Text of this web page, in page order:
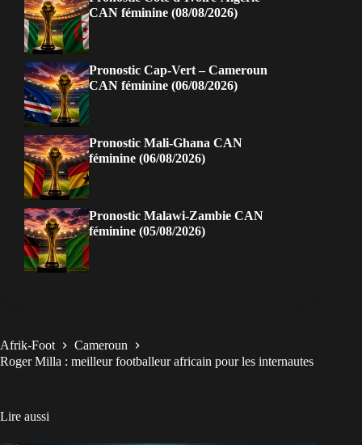
CAN féminine (08/08/2026)
Pronostic Cap-Vert – Cameroun
CAN féminine (06/08/2026)
Pronostic Mali-Ghana CAN
féminine (06/08/2026)
Pronostic Malawi-Zambie CAN
féminine (05/08/2026)
Afrik-Foot
Cameroun
Roger Milla : meilleur footballeur africain pour les internautes
Lire aussi